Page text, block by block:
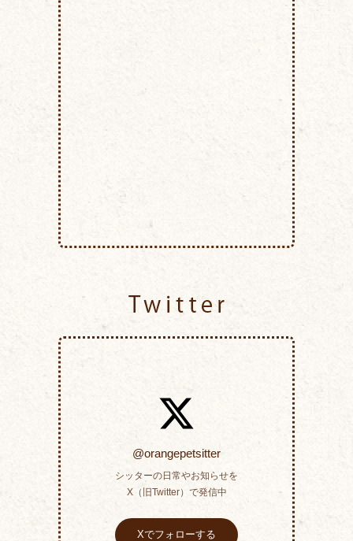
Twitter
@orangepetsitter
シッターの日常やお知らせを
X（旧Twitter）で発信中
Xでフォローする